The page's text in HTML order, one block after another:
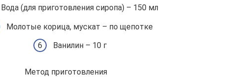
Вода (для приготовления сиропа) – 150 мл
Молотые корица, мускат – по щепотке
Ванилин – 10 г
Метод приготовления